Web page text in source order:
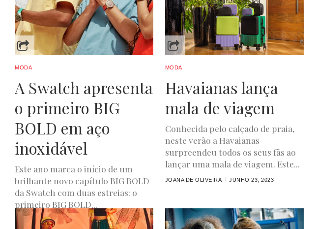
MODA
A Swatch apresenta
o primeiro BIG
BOLD em aço
inoxidável
Este ano marca o início de um
brilhante novo capítulo BIG BOLD
da Swatch com duas estreias: o
primeiro BIG BOLD...
JOANA DE OLIVEIRA JULHO 6, 2023
MODA
Havaianas lança
mala de viagem
Conhecida pelo calçado de praia,
neste verão a Havaianas
surpreendeu todos os seus fãs ao
lançar uma mala de viagem. Este...
JOANA DE OLIVEIRA JUNHO 23, 2023